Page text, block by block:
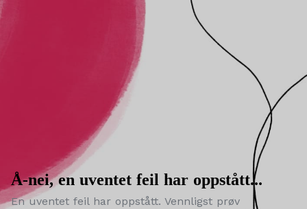
Å-nei, en uventet feil har oppstått...
En uventet feil har oppstått. Vennligst prøv